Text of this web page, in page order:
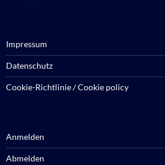
Impressum
Datenschutz
Cookie-Richtlinie / Cookie policy
Anmelden
Abmelden